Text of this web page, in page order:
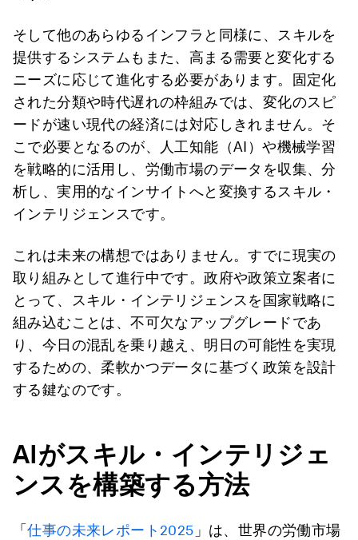
そして他のあらゆるインフラと同様に、スキルを
提供するシステムもまた、高まる需要と変化する
ニーズに応じて進化する必要があります。固定化
された分類や時代遅れの枠組みでは、変化のスピ
ードが速い現代の経済には対応しきれません。そ
こで必要となるのが、人工知能（AI）や機械学習
を戦略的に活用し、労働市場のデータを収集、分
析し、実用的なインサイトへと変換するスキル・
インテリジェンスです。
これは未来の構想ではありません。すでに現実の
取り組みとして進行中です。政府や政策立案者に
とって、スキル・インテリジェンスを国家戦略に
組み込むことは、不可欠なアップグレードであ
り、今日の混乱を乗り越え、明日の可能性を実現
するための、柔軟かつデータに基づく政策を設計
する鍵なのです。
AIがスキル・インテリジェ
ンスを構築する方法
「仕事の未来レポート2025 」は、世界の労働市場